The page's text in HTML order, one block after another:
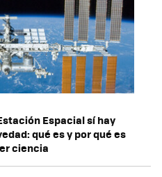
Espacial sí hay
qué es y por qué es
ciencia